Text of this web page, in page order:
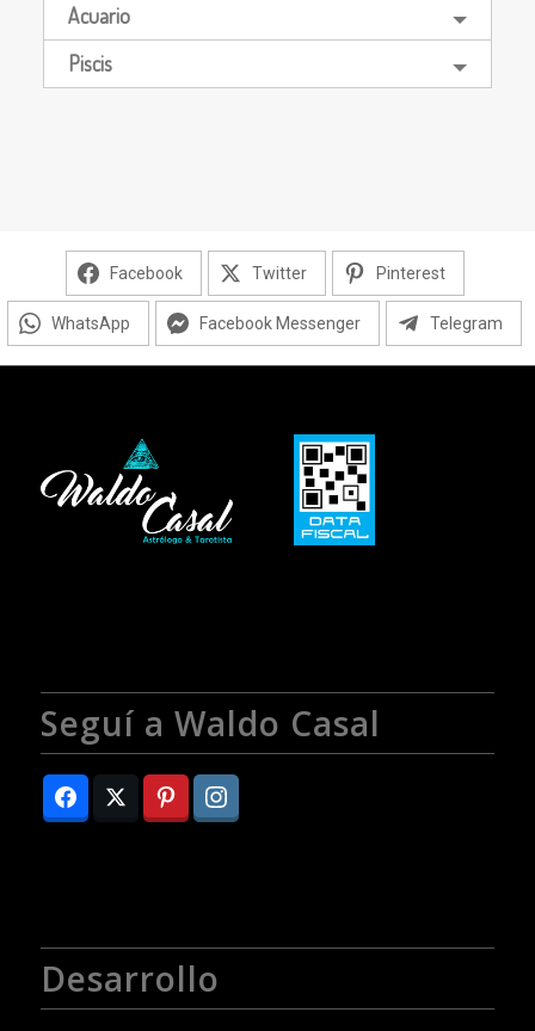
Acuario
Piscis
Facebook Twitter Pinterest
WhatsApp Facebook Messenger Telegram
Seguí a Waldo Casal
Desarrollo